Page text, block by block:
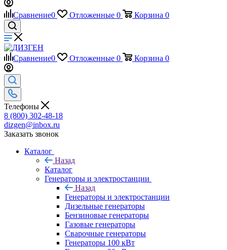
Сравнение0 Отложенные 0 Корзина 0
Сравнение0 Отложенные 0 Корзина 0
Телефоны
8 (800) 302-48-18
dizgen@inbox.ru
Заказать звонок
Каталог
Назад
Каталог
Генераторы и электростанции
Назад
Генераторы и электростанции
Дизельные генераторы
Бензиновые генераторы
Газовые генераторы
Сварочные генераторы
Генераторы 100 кВт